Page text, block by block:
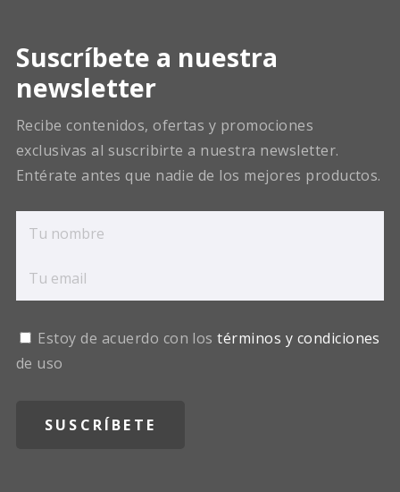
Suscríbete a nuestra
newsletter
Recibe contenidos, ofertas y promociones
exclusivas al suscribirte a nuestra newsletter.
Entérate antes que nadie de los mejores productos.
Estoy de acuerdo con lostérminos y condiciones
de uso